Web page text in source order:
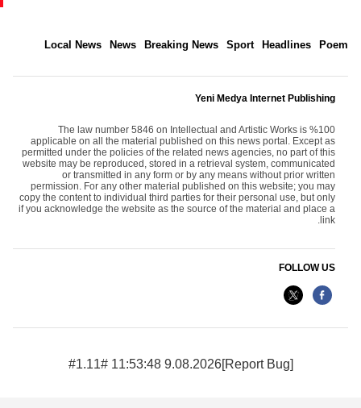
Poem
Headlines
Sport
Breaking News
News
Local News
Yeni Medya Internet Publishing
The law number 5846 on Intellectual and Artistic Works is %100
applicable on all the material published on this news portal. Except as
permitted under the policies of the related news agencies, no part of this
website may be reproduced, stored in a retrieval system, communicated
or transmitted in any form or by any means without prior written
permission. For any other material published on this website; you may
copy the content to individual third parties for their personal use, but only
if you acknowledge the website as the source of the material and place a
link.
FOLLOW US
9.08.2026 11:53:48 #1.11#